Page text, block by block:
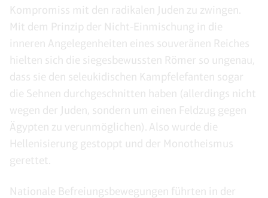
Kompromiss mit den radikalen Juden zu zwingen.
Mit dem Prinzip der Nicht-Einmischung in die
inneren Angelegenheiten eines souveränen Reiches
hielten sich die siegesbewussten Römer so ungenau,
dass sie den seleukidischen Kampfelefanten sogar
die Sehnen durchgeschnitten haben (allerdings nicht
wegen der Juden, sondern um einen Feldzug gegen
Ägypten zu verunmöglichen). Also wurde die
Hellenisierung gestoppt und der Monotheismus
gerettet.
Nationale Befreiungsbewegungen führten in der